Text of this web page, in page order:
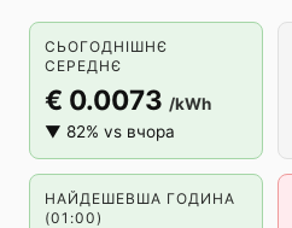
СЬОГОДНІШНЄ
СЕРЕДНЄ
€ 0.0073 /kWh
▼ 82% vs вчора
НАЙДЕШЕВША ГОДИНА
(01:00)